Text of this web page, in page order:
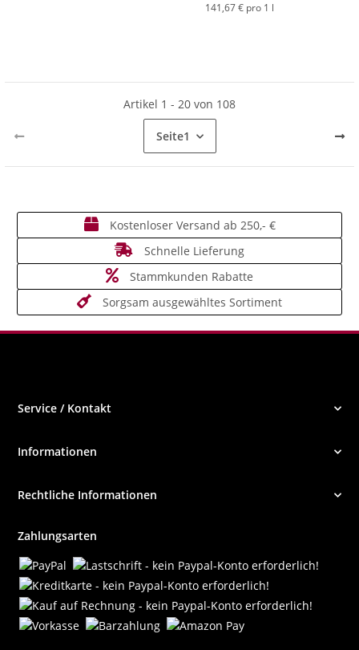
141,67 € pro 1 l
Artikel 1 - 20 von 108
Seite1
Kostenloser Versand ab 250,- €
Schnelle Lieferung
Stammkunden Rabatte
Sorgsam ausgewähltes Sortiment
Service / Kontakt
Informationen
Rechtliche Informationen
Zahlungsarten